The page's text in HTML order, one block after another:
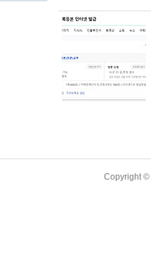
Copyright ©